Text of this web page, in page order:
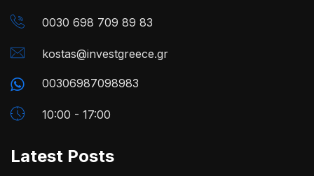
0030 698 709 89 83
kostas@investgreece.gr
00306987098983
10:00 - 17:00
Latest Posts